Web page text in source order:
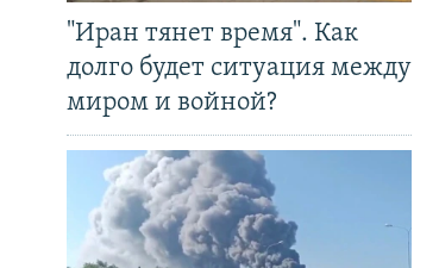
"Иран тянет время". Как
долго будет ситуация между
миром и войной?